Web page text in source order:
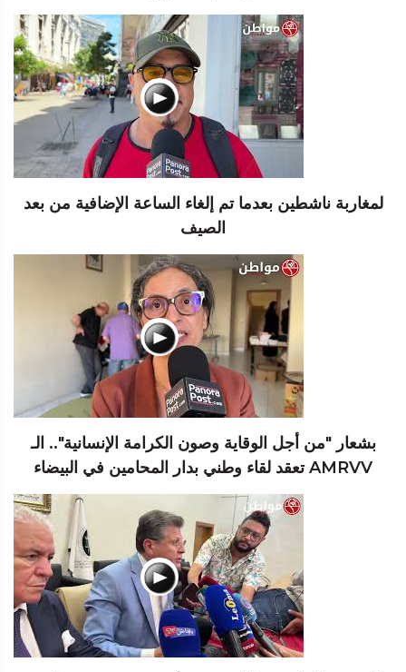
لمغاربة ناشطين بعدما تم إلغاء الساعة الإضافية من بعد
الصيف
بشعار "من أجل الوقاية وصون الكرامة الإنسانية".. الـ
AMRVV تعقد لقاء وطني بدار المحامين في البيضاء